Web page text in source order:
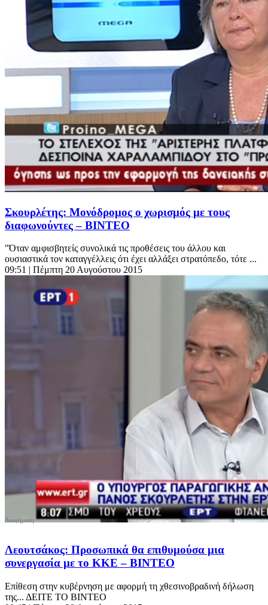
Σκουρλέτης: Μονόδρομος ο χωρισμός με τους
διαφωνούντες – ΒΙΝΤΕΟ
"Όταν αμφισβητείς συνολικά τις προθέσεις του άλλου και
ουσιαστικά τον καταγγέλλεις ότι έχει αλλάξει στρατόπεδο, τότε ...
09:51 | Πέμπτη 20 Αυγούστου 2015
Λεουτσάκος: Προσωπικά θα επιθυμούσα μια
συνεργασία με το ΚΚΕ – ΒΙΝΤΕΟ
Επίθεση στην κυβέρνηση με αφορμή τη χθεσινοβραδινή δήλωση
της... ΔΕΙΤΕ ΤΟ ΒΙΝΤΕΟ